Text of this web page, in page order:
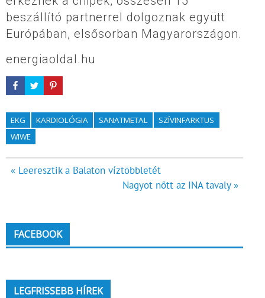
beszállító partnerrel dolgoznak együtt
Európában, elsősorban Magyarországon.
energiaoldal.hu
EKG KARDIOLÓGIA SANATMETAL
SZÍVINFARKTUS
WIWE
Bejegyzés
« Leeresztik a Balaton víztöbbletét
Nagyot nőtt az INA tavaly »
FACEBOOK
LEGFRISSEBB HÍREK